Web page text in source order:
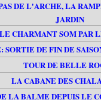
DE L'ARCHE, LA
JARDIN
LE CHARMANT SOM PAR
SORTIE DE FIN DE
TOUR DE BELLE
LA CABANE DES
LA BALME DEPUIS LE